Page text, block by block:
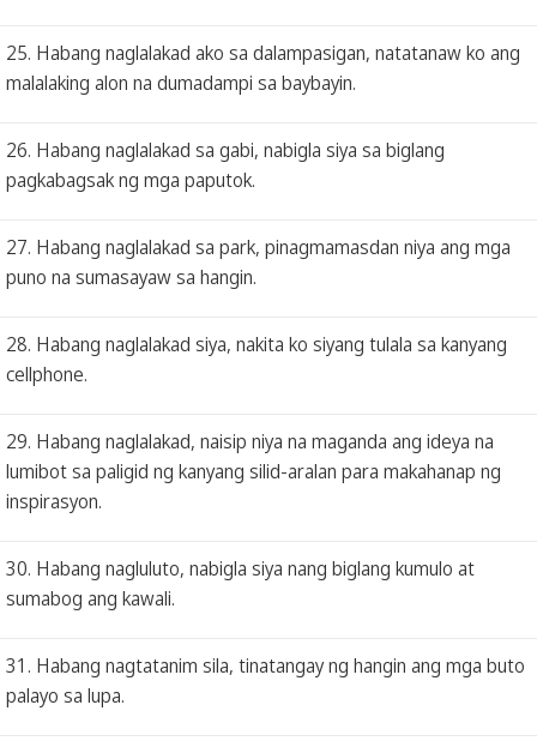
25. Habang naglalakad ako sa dalampasigan, natatanaw ko ang
malalaking alon na dumadampi sa baybayin.
26. Habang naglalakad sa gabi, nabigla siya sa biglang
pagkabagsak ng mga paputok.
27. Habang naglalakad sa park, pinagmamasdan niya ang mga
puno na sumasayaw sa hangin.
28. Habang naglalakad siya, nakita ko siyang tulala sa kanyang
cellphone.
29. Habang naglalakad, naisip niya na maganda ang ideya na
lumibot sa paligid ng kanyang silid-aralan para makahanap ng
inspirasyon.
30. Habang nagluluto, nabigla siya nang biglang kumulo at
sumabog ang kawali.
31. Habang nagtatanim sila, tinatangay ng hangin ang mga buto
palayo sa lupa.